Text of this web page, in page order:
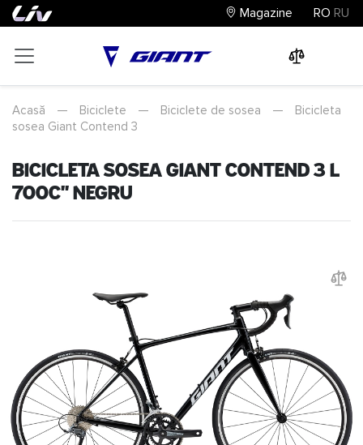
Magazine RO RU
Acasă — Biciclete — Biciclete de sosea —
Bicicleta
sosea Giant Contend 3
Bicicleta sosea Giant Contend 3 L
700C" Negru